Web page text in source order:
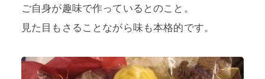
プライバシーポリシー
利用規約
ご自身が趣味で作っているとのこと。
見た目もさることながら味も本格的です。